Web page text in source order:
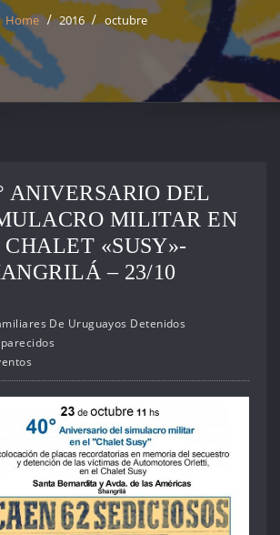
Home 2016 octubre
ANIVERSARIO DEL
MILITAR EN
CHALET «SUSY»-
– 23/10
De Uruguayos Detenidos